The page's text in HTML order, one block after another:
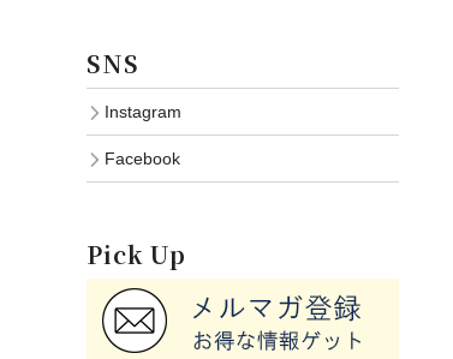
SNS
Instagram
Facebook
Pick Up